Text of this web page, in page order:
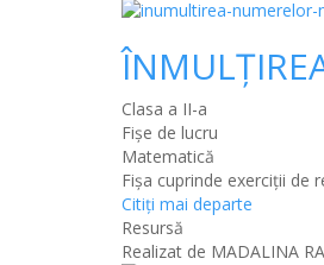
Clasa a II-a
Fișe de lucru
Matematică
Fișa cuprinde exerciții de
Citiţi mai departe
Resursă
Realizat de MADALINA